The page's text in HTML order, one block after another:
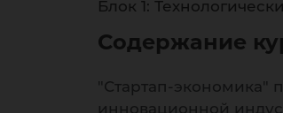
Блок 1:
Содержание
"Стартап-экономика"
инновационной